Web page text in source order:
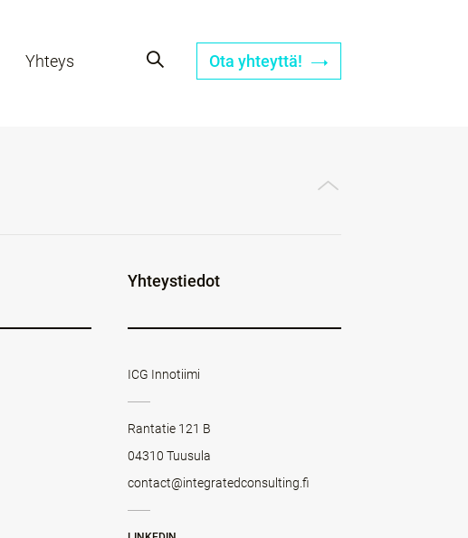
Yhteys Ota yhteyttä!
Yhteystiedot
ICG Innotiimi
Rantatie 121 B
04310 Tuusula
contact@integratedconsulting.fi